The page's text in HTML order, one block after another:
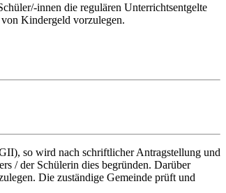
innen die regulären Unterrichtsentgelte
Kindergeld vorzulegen.
so wird nach schriftlicher Antragstellung und
/ der Schülerin dies begründen. Darüber
Die zuständige Gemeinde prüft und